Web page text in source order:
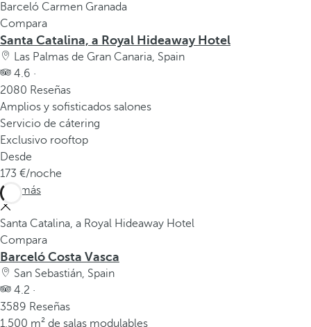
Barceló Carmen Granada
Compara
Santa Catalina, a Royal Hideaway Hotel
Las Palmas de Gran Canaria, Spain
4.6 ·
2080 Reseñas
Amplios y sofisticados salones
Servicio de cátering
Exclusivo rooftop
Desde
173
/noche
Ver más
Santa Catalina, a Royal Hideaway Hotel
Compara
Barceló Costa Vasca
San Sebastián, Spain
4.2 ·
3589 Reseñas
1.500 m² de salas modulables